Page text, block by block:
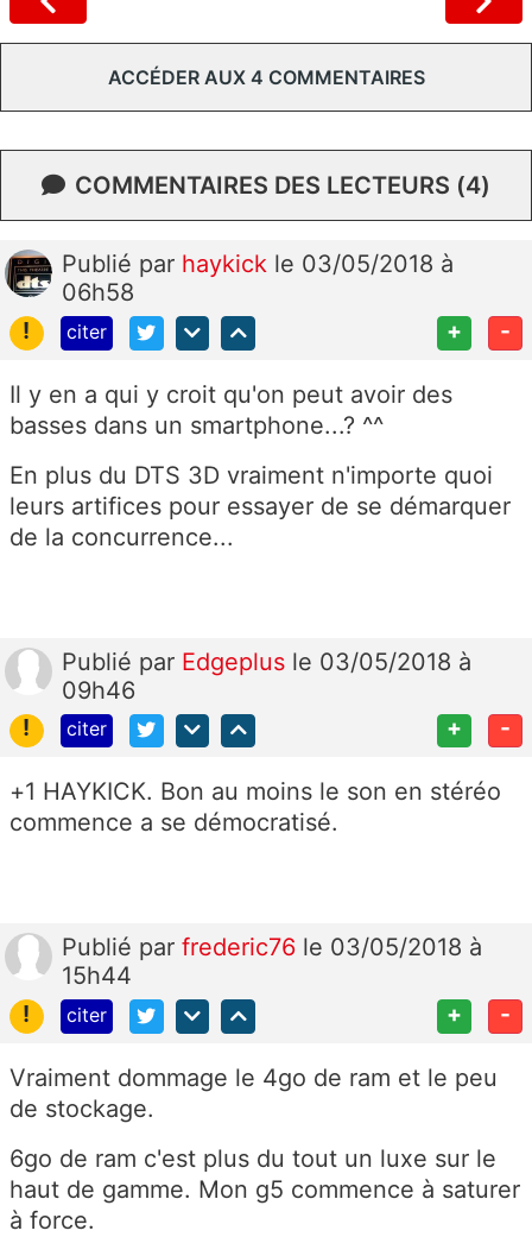
ACCÉDER AUX 4 COMMENTAIRES
COMMENTAIRES DES LECTEURS (4)
Publié par haykick le 03/05/2018 à
06h58
!
citer + -
Il y en a qui y croit qu'on peut avoir des
basses dans un smartphone...? ^^
En plus du DTS 3D vraiment n'importe quoi
leurs artifices pour essayer de se démarquer
de la concurrence...
Publié par Edgeplus le 03/05/2018 à
09h46
!
citer + -
+1 HAYKICK. Bon au moins le son en stéréo
commence a se démocratisé.
Publié par frederic76 le 03/05/2018 à
15h44
!
citer + -
Vraiment dommage le 4go de ram et le peu
de stockage.
6go de ram c'est plus du tout un luxe sur le
haut de gamme. Mon g5 commence à saturer
à force.